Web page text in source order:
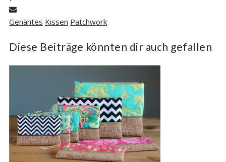
Genähtes Kissen Patchwork
Diese Beiträge könnten dir auch gefallen